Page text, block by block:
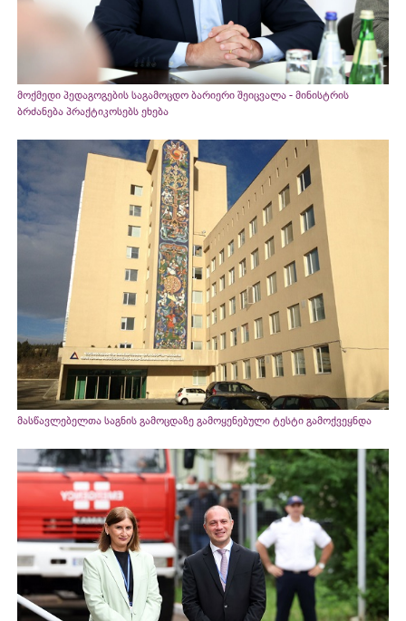
მოქმედი პედაგოგების საგამოცდო ბარიერი შეიცვალა - მინისტრის
ბრძანება პრაქტიკოსებს ეხება
მასწავლებელთა საგნის გამოცდაზე გამოყენებული ტესტი გამოქვეყნდა